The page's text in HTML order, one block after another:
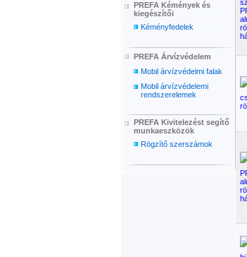
PREFA Kémények és
kiegészítői
Kéményfedelek
PREFA Árvízvédelem
Mobil árvízvédelmi falak
Mobil árvízvédelemi
rendszerelemek
PREFA Kivitelezést segítő
munkaeszközök
Rögzítő szerszámok